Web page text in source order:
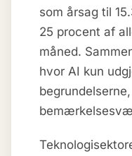
som årsag til
25 procent af
måned.
hvor AI kun